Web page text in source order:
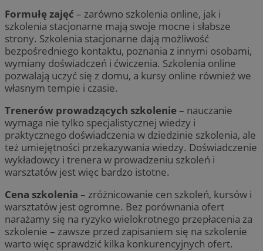
Formułę zajęć – zarówno szkolenia online, jak i
szkolenia stacjonarne mają swoje mocne i słabsze
strony. Szkolenia stacjonarne dają możliwość
bezpośredniego kontaktu, poznania z innymi osobami,
wymiany doświadczeń i ćwiczenia. Szkolenia online
pozwalają uczyć się z domu, a kursy online również we
własnym tempie i czasie.
Trenerów prowadzących szkolenie– nauczanie
wymaga nie tylko specjalistycznej wiedzy i
praktycznego doświadczenia w dziedzinie szkolenia, ale
też umiejętności przekazywania wiedzy. Doświadczenie
wykładowcy i trenera w prowadzeniu szkoleń i
warsztatów jest więc bardzo istotne.
Cena szkolenia – zróżnicowanie cen szkoleń, kursów i
warsztatów jest ogromne. Bez porównania ofert
narażamy się na ryzyko wielokrotnego przepłacenia za
szkolenie – zawsze przed zapisaniem się na szkolenie
warto więc sprawdzić kilka konkurencyjnych ofert.